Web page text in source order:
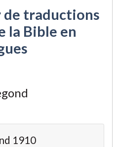
de traductions
la Bible en
1910